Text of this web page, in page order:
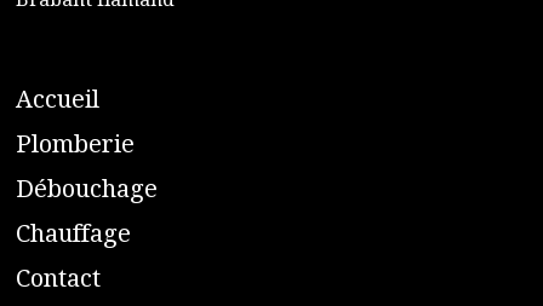
Accueil
​Plomberie
Débouchage
Chauffage
Contact